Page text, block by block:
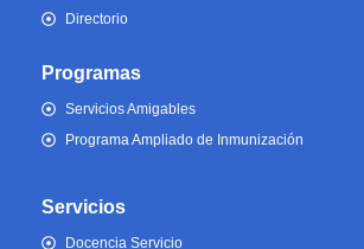
Directorio
Programas
Servicios Amigables
Programa Ampliado de Inmunización
Servicios
Docencia Servicio